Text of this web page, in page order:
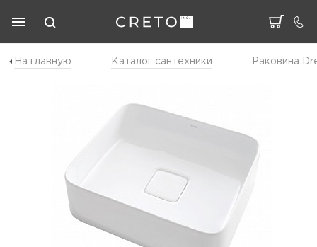
На главную Каталог cантехники Раковина